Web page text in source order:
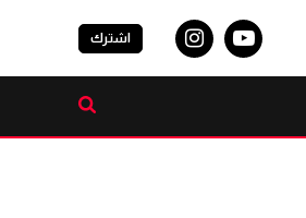
اشترك